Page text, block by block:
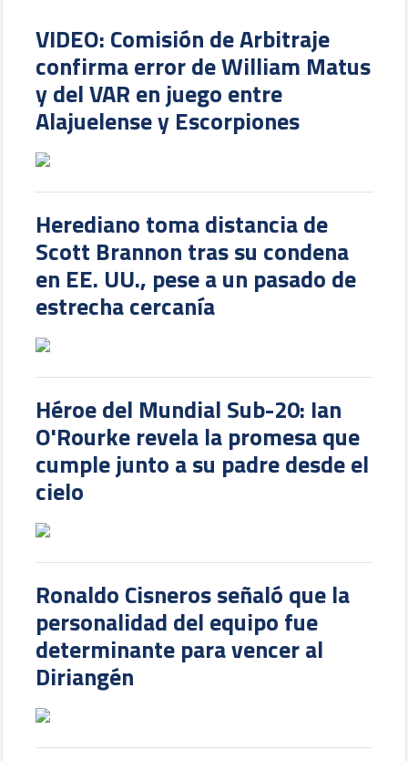
VIDEO: Comisión de Arbitraje
confirma error de William Matus
y del VAR en juego entre
Alajuelense y Escorpiones
Herediano toma distancia de
Scott Brannon tras su condena
en EE. UU., pese a un pasado de
estrecha cercanía
Héroe del Mundial Sub-20: Ian
O'Rourke revela la promesa que
cumple junto a su padre desde el
cielo
Ronaldo Cisneros señaló que la
personalidad del equipo fue
determinante para vencer al
Diriangén